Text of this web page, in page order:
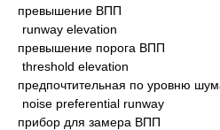
превышение ВПП
runway elevation
превышение порога ВПП
threshold elevation
предпочтительная по уровню
noise preferential runway
прибор для замера ВПП